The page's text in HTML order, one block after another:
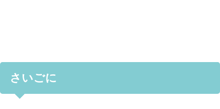
さいごに